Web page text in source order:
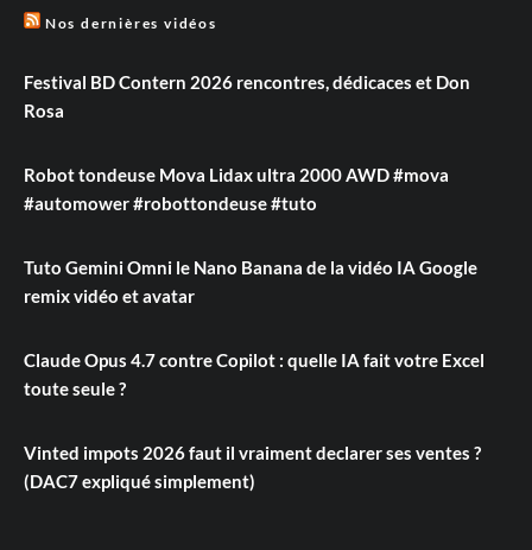
Nos dernières vidéos
Festival BD Contern 2026 rencontres, dédicaces et Don
Rosa
Robot tondeuse Mova Lidax ultra 2000 AWD #mova
#automower #robottondeuse #tuto
Tuto Gemini Omni le Nano Banana de la vidéo IA Google
remix vidéo et avatar
Claude Opus 4.7 contre Copilot : quelle IA fait votre Excel
toute seule ?
Vinted impots 2026 faut il vraiment declarer ses ventes ?
(DAC7 expliqué simplement)